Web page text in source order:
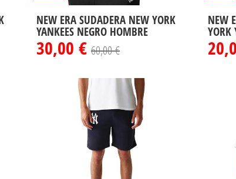
NEW ERA SUDADERA NEW YORK
YANKEES NEGRO HOMBRE
30,00 € 60,00 €
NEW
YORK